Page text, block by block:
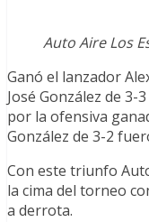
Auto Aire Los
Ganó el lanzador
José González de 3-
por la ofensiva
González de 3-2
Con este triunfo
la cima del torneo
a derrota.